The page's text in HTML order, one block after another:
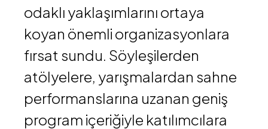
odaklı yaklaşımlarını ortaya
koyan önemli organizasyonlara
fırsat sundu. Söyleşilerden
atölyelere, yarışmalardan sahne
performanslarına uzanan geniş
program içeriğiyle katılımcılara